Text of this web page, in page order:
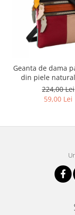
Geanta de dama
din piele
1718-SKL-6922
224,00 Lei
59,00 Lei